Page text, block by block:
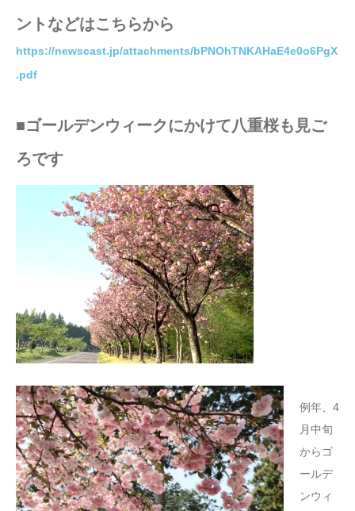
ントなどはこちらから
https://newscast.jp/attachments/bPNOhTNKAHaE4e0o6PgX
.pdf
■ゴールデンウィークにかけて八重桜も見ご
ろです
例年、4
月中旬
からゴ
ールデ
ンウィ